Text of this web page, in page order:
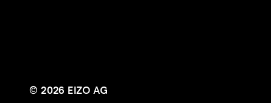
© 2026 EIZO AG